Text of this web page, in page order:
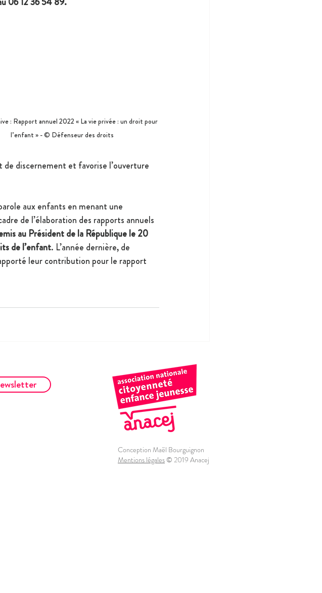
: Rapport annuel 2022 « La vie privée : un droit pour
l’enfant » - © Défenseur des droits
discernement et favorise l’ouverture
aux enfants en menant une
de l’élaboration des rapports annuels
au Président de la République le 20
de l’enfant. L’année dernière, de
leur contribution pour le rapport
Conception Maël Bourguignon
Mentions légales© 2019 Anacej